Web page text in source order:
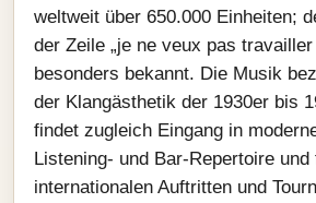
weltweit über 650.000 Einheiten;
der Zeile „je ne veux pas
besonders bekannt. Die Musik
der Klangästhetik der 1930er bis
findet zugleich Eingang in
Listening- und Bar-Repertoire und
internationalen Auftritten und